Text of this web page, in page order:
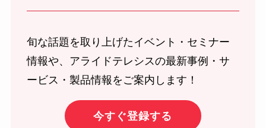
旬な話題を取り上げたイベント・セミナー
情報や、アライドテレシスの最新事例・サ
ービス・製品情報をご案内します！
今すぐ登録する